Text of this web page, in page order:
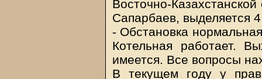
Восточно-
Сапарбаев, выделяется
- Обстановка
Котельная работает.
имеется. Все вопросы
В текущем году у